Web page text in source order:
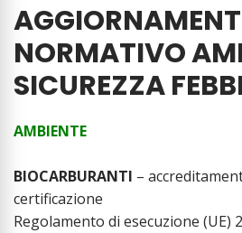
NORMATIVO
SICUREZZA
AMBIENTE
BIOCARBURANTI –
certificazione
Regolamento di esecuzione (UE)